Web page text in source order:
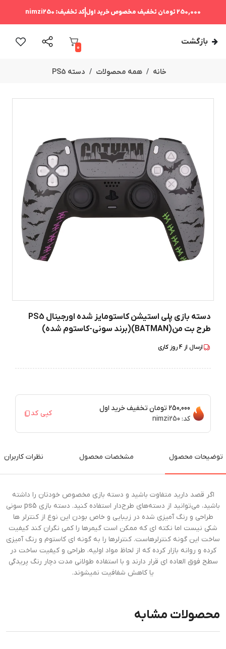
250,000 تومان تخفیف مخصوص خرید اولکد تخفیف: nimzi250
بازگشت
0
خانه همه محصولات دسته PS5
دسته بازی پلی استیشن کاستومایز شده اورجینال PS5
طرح بت من(BATMAN)(برند سونی-کاستوم شده)
ارسال از 4روز کاری
250,000 تومان
تخفیف خرید اول
کد: nimzi250
کپی کد
توضیحات محصول مشخصات محصول نظرات کاربران
اگر قصد دارید متفاوت باشید و دسته بازی مخصوص خودتان را داشته
باشید، می‌توانید از دسته‌های طرح‌دار استفاده کنید. دسته بازی ps5 سونی
طراحی و رنگ آمیزی شده در زیبایی و خاص بودن این نوع از کنترلر ها
شکی نیست اما نکته ای که ممکن است گیمرها را کمی نگران کند کیفیت
ساخت این گونه کنترلرهاست. کنترلرها را به گونه ای کاستوم و رنگ آمیزی
کرده و روانه بازار کرده که از لحاظ مواد اولیه، طراحی و کیفیت ساخت در
سطح فوق العاده ای قرار دارند و با استفاده طولانی مدت دچار رنگ پریدگی
یا کاهش شفافیت نمیشوند.
محصولات مشابه